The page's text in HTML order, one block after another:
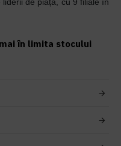
în limita stocului